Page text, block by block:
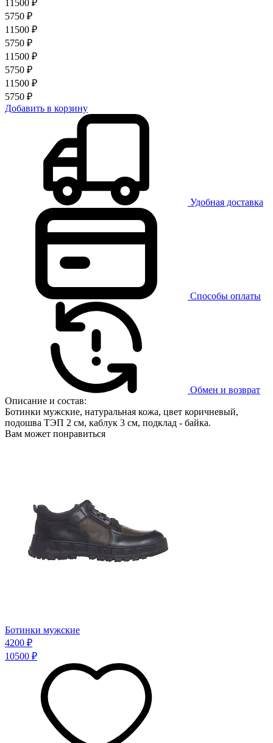
11500 ₽
5750 ₽
11500 ₽
5750 ₽
11500 ₽
5750 ₽
11500 ₽
5750 ₽
Добавить в корзину
Удобная доставка
Способы оплаты
Обмен и возврат
Описание и состав:
Ботинки мужские, натуральная кожа, цвет коричневый,
подошва ТЭП 2 см, каблук 3 см, подклад - байка.
Вам может понравиться
Ботинки мужские
4200 ₽
10500 ₽